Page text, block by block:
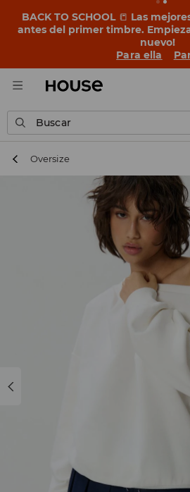
BACK TO SCHOOL 📒 Las
antes del primer timbre.
nuevo!
Para ella
Buscar
Oversize